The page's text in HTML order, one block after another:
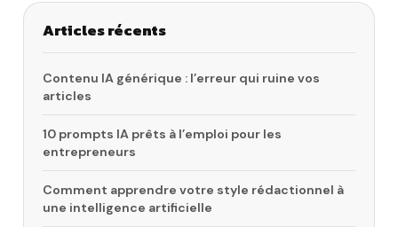
Articles récents
Contenu IA générique : l’erreur qui ruine vos
articles
10 prompts IA prêts à l’emploi pour les
entrepreneurs
Comment apprendre votre style rédactionnel à
une intelligence artificielle